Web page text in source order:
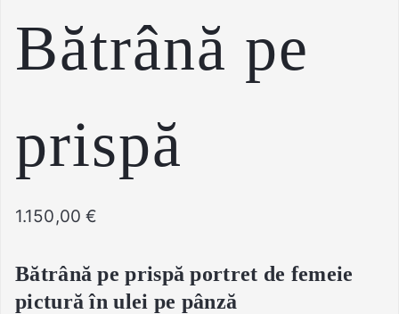
Bătrână pe
prispă
1.150,00 €
Bătrână pe prispă portret de femeie
pictură în ulei pe pânză